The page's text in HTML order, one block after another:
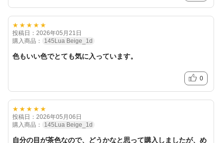
★★★★★
投稿日：2026年05月21日
購入商品：
145Lua Beige_1d
色もいい色でとても気に入っています。
0
★★★★★
投稿日：2026年05月06日
購入商品：
145Lua Beige_1d
自分の目が茶色なので、どうかなと思って購入しましたが、め